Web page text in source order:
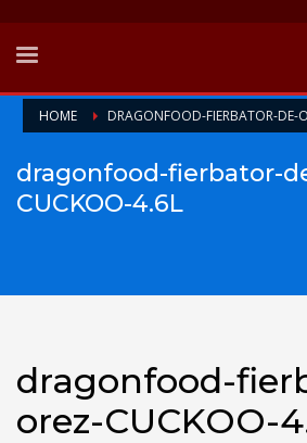
HOME DRAGONFOOD-FIERBATOR-DE-
dragonfood-fierbator-
CUCKOO-4.6L
dragonfood-
orez-CUCKOO-